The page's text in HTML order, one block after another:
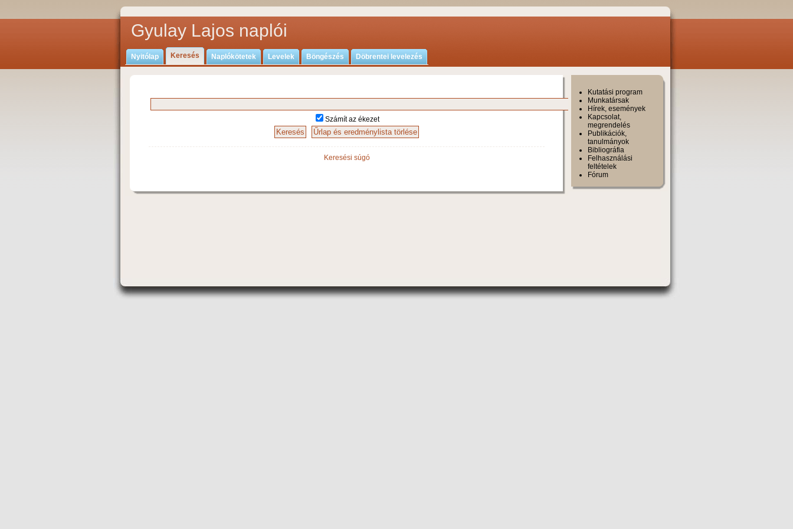
Gyulay Lajos naplói
Nyitólap Keresés Naplókötetek Levelek Böngészés Döbrentei levelezés
Számít az ékezet
Keresési súgó
Kutatási program
Munkatársak
Hírek, események
Kapcsolat,
megrendelés
Publikációk,
tanulmányok
Bibliográfia
Felhasználási
feltételek
Fórum